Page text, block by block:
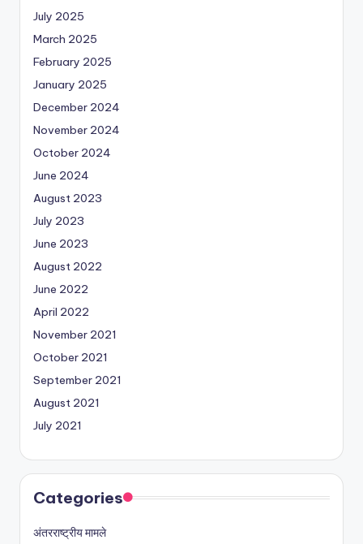
July 2025
March 2025
February 2025
January 2025
December 2024
November 2024
October 2024
June 2024
August 2023
July 2023
June 2023
August 2022
June 2022
April 2022
November 2021
October 2021
September 2021
August 2021
July 2021
Categories
अंतरराष्ट्रीय मामले